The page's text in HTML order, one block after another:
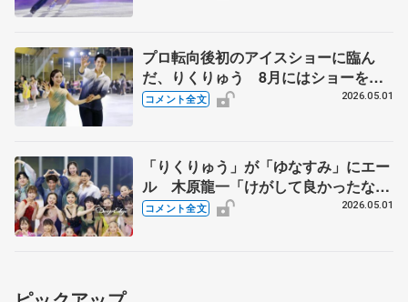
プロ転向後初のアイスショーに臨ん
だ、りくりゅう 8月にはショーを初
プロデュース「2人で話し出すと結
コメント全文 2026.05.01
「りくりゅう」が「ゆなすみ」にエー
ル 木原龍一「けがして良かったなと
思える日必ず来る」 【ブルームオン
コメント全文 2026.05.01